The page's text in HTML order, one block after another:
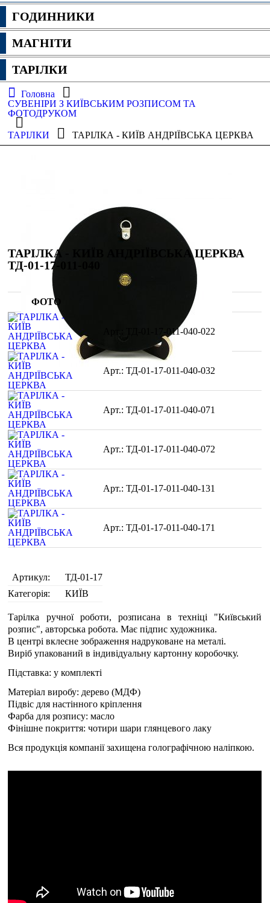
ГОДИННИКИ
МАГНІТИ
ТАРІЛКИ
Головна
СУВЕНІРИ З КИЇВСЬКИМ РОЗПИСОМ ТА
ФОТОДРУКОМ
ТАРІЛКИ ТАРІЛКА - КИЇВ АНДРІЇВСЬКА ЦЕРКВА
ТАРІЛКА - КИЇВ АНДРІЇВСЬКА ЦЕРКВА
ТД-01-17-011-040
ФОТО
ТД-01-17-011-040-022
ТД-01-17-011-040-032
ТД-01-17-011-040-071
ТД-01-17-011-040-072
ТД-01-17-011-040-131
ТД-01-17-011-040-171
Артикул:
ТД-01-17
Категорія:
КИЇВ
Тарілка ручної роботи, розписана в техніці "Київський
розпис", авторська робота. Має підпис художника.
В центрі вклеєне зображення надруковане на металі.
Виріб упакований в індивідуальну картонну коробочку.
Підставка: у комплекті
Матеріал виробу: дерево (МДФ)
Підвіс для настінного кріплення
Фарба для розпису: масло
Фінішне покриття: чотири шари глянцевого лаку
Вся продукція компанії захищена голографічною наліпкою.